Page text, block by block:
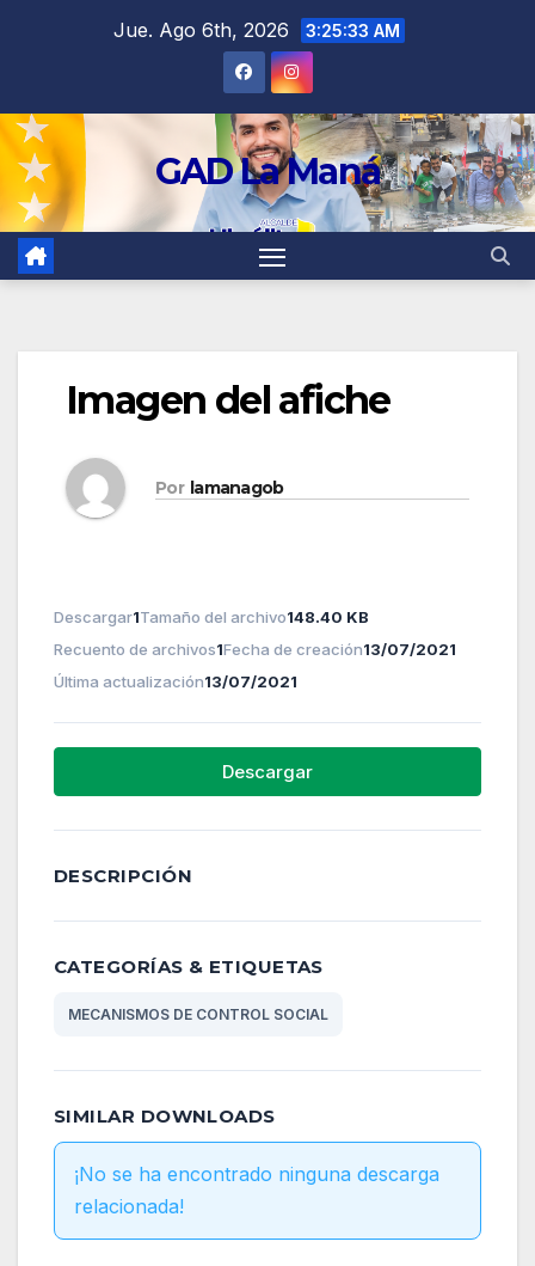
Jue. Ago 6th, 2026 3:25:34 AM
GAD La Maná
Imagen del afiche
Por lamanagob
Descargar1Tamaño del archivo148.40 KB
Recuento de archivos1Fecha de creación13/07/2021
Última actualización13/07/2021
Descargar
DESCRIPCIÓN
CATEGORÍAS & ETIQUETAS
MECANISMOS DE CONTROL SOCIAL
SIMILAR DOWNLOADS
¡No se ha encontrado ninguna descarga
relacionada!